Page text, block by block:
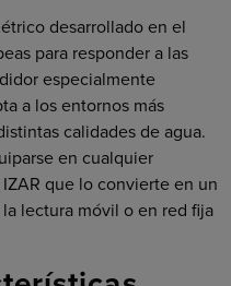
desarrollado en el
para responder a las
especialmente
a los entornos más
calidades de agua.
en cualquier
que lo convierte en un
lectura móvil o en red fija